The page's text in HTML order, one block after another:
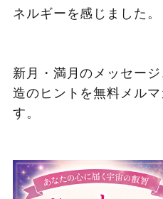
ネルギーを感じました。
新月・満月のメッセー
造のヒントを無料メル
す。